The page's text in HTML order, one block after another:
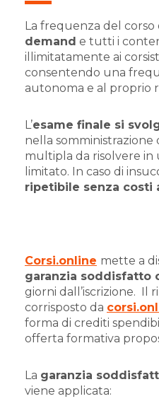
La frequenza del corso
demand e tutti i
illimitatamente ai
consentendo una
autonoma e al proprio
L’esame finale si
nella somministrazione
multipla da risolvere in
limitato. In caso di
ripetibile senza costi
Corsi.online mette a
garanzia soddisfatto
giorni dall’iscrizione.
Il
corrisposto da
forma di crediti
offerta formativa
La garanzia
viene applicata: